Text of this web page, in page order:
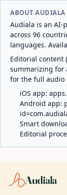
ABOUT AUDIALA
Audiala is an AI-
across 96
languages.
Editorial content
summarizing for
for the full audio
iOS app:
Android app:
Smart
Editorial
Audiala